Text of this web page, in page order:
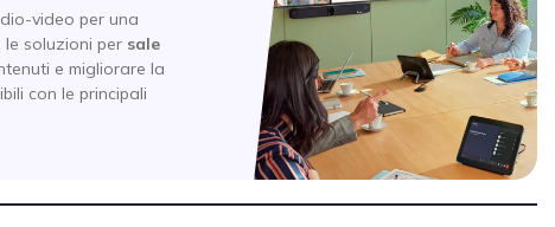
video per una
soluzioni per sale
e migliorare la
con le principali